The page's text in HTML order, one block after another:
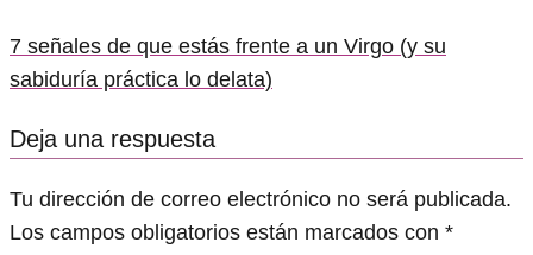
7 señales de que estás frente a un Virgo (y su
sabiduría práctica lo delata)
Deja una respuesta
Tu dirección de correo electrónico no será publicada.
Los campos obligatorios están marcados con *